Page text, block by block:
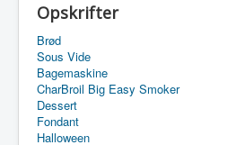
Tefal Actifry Essential
Opskrifter
Brød
Sous Vide
Bagemaskine
CharBroil Big Easy Smoker
Dessert
Fondant
Halloween